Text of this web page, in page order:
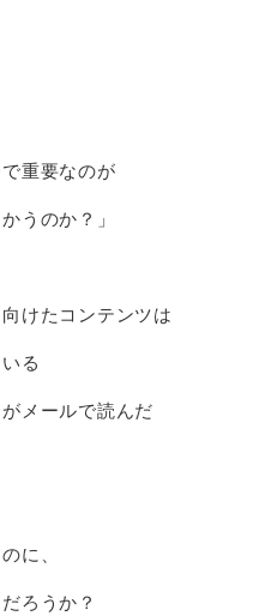
重要なのが
うのか？」
けたコンテンツは
る
メールで読んだ
に、
ろうか？